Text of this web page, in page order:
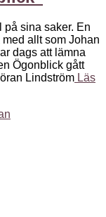
på sina saker. En
allt som Johan
dags att lämna
Ögonblick gått
Lindström Läs